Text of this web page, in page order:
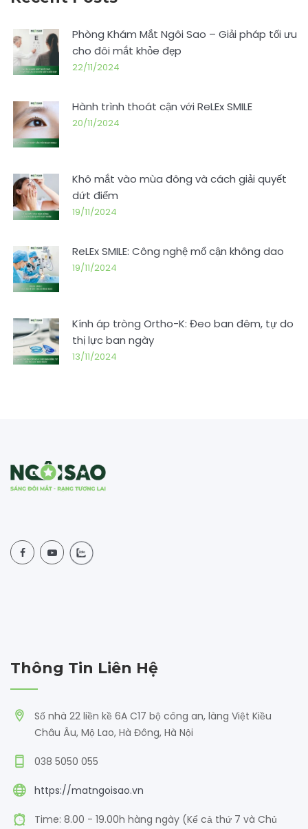
Phòng Khám Mắt Ngôi Sao – Giải pháp tối ưu
cho đôi mắt khỏe đẹp
22/11/2024
Hành trình thoát cận với ReLEx SMILE
20/11/2024
Khô mắt vào mùa đông và cách giải quyết
dứt điểm
19/11/2024
ReLEx SMILE: Công nghệ mổ cận không dao
19/11/2024
Kính áp tròng Ortho-K: Đeo ban đêm, tự do
thị lực ban ngày
13/11/2024
Thông Tin Liên Hệ
Số nhà 22 liền kề 6A C17 bộ công an, làng Việt Kiều
Châu Âu, Mộ Lao, Hà Đông, Hà Nội
038 5050 055
https://matngoisao.vn
Time: 8.00 - 19.00h hàng ngày (Kể cả thứ 7 và Chủ